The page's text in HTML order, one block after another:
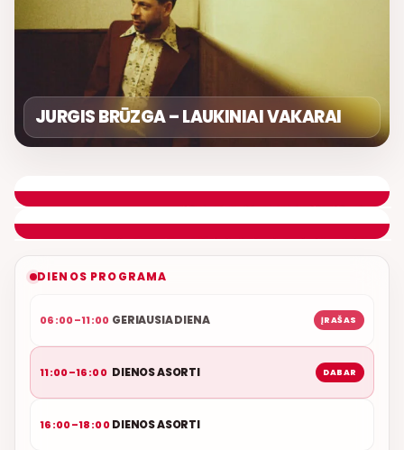
JURGIS BRŪZGA – LAUKINIAI VAKARAI
DIENOS PROGRAMA
06:00–11:00 GERIAUSIA DIENA ĮRAŠAS
11:00–16:00 DIENOS ASORTI DABAR
16:00–18:00DIENOS ASORTI